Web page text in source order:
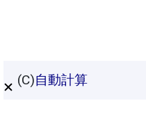
(C)自動計算